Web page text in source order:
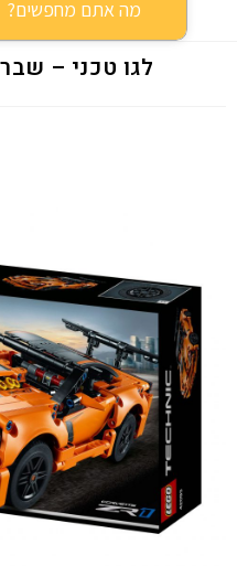
לגו טכני – שברולט